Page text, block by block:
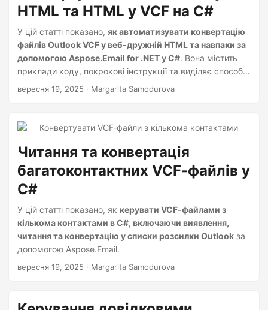
HTML та HTML у VCF на C#
У цій статті показано, як автоматизувати конвертацію
файлів Outlook VCF у веб‑дружній HTML та навпаки за
допомогою Aspose.Email for .NET у C#. Вона містить
приклади коду, покрокові інструкції та виділяє способи
покращення робочих процесів з даними контактів.
вересня 19, 2025 · Margarita Samodurova
Читання та конвертація
багатоконтактних VCF‑файлів у
C#
У цій статті показано, як керувати VCF‑файлами з
кількома контактами в C#, включаючи виявлення,
читання та конвертацію у списки розсилки Outlook за
допомогою Aspose.Email.
вересня 19, 2025 · Margarita Samodurova